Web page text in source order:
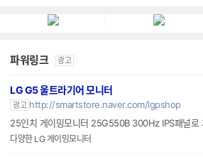
파워링크 광고
LG G5 울트라기어 모니터
광고 http://smartstore.naver.com/lgpshop
25인치 게이밍모니터 25G550B 300Hz IPS패널로
다양한 LG 게이밍모니터